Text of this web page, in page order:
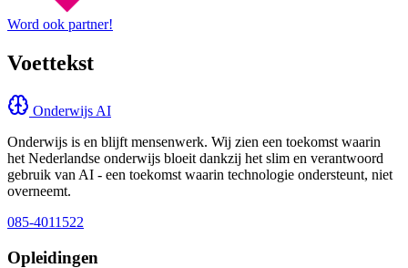
Word ook partner!
Voettekst
Onderwijs AI
Onderwijs is en blijft mensenwerk. Wij zien een toekomst waarin
het Nederlandse onderwijs bloeit dankzij het slim en verantwoord
gebruik van AI - een toekomst waarin technologie ondersteunt, niet
overneemt.
085-4011522
Opleidingen